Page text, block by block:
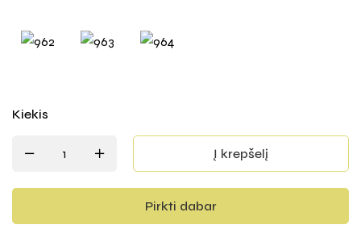
Kiekis
Į krepšelį
Pirkti dabar